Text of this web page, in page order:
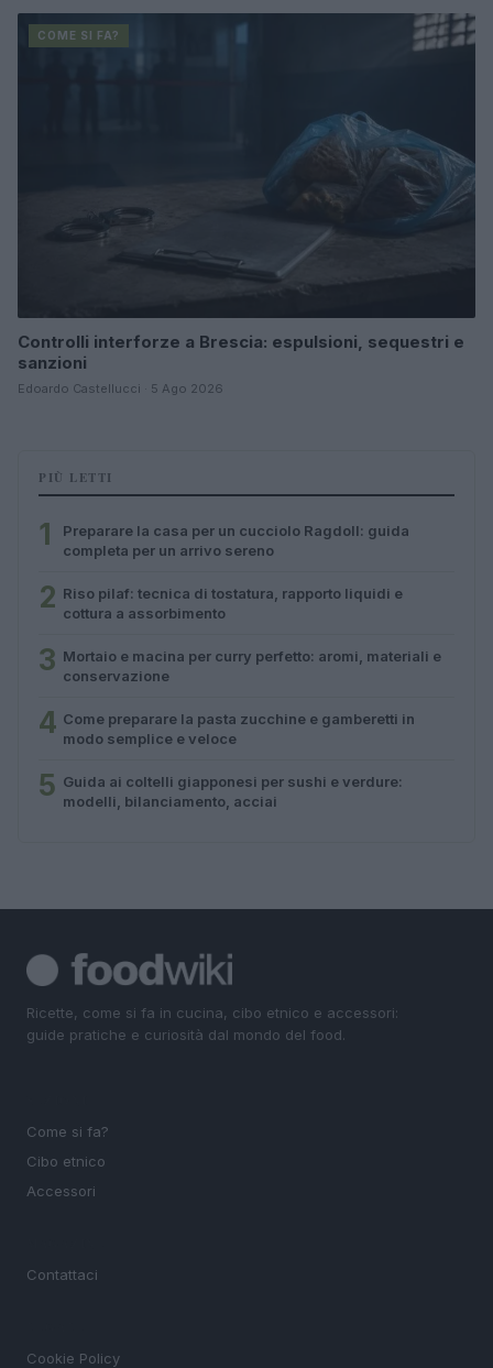
COME SI FA?
Controlli interforze a Brescia: espulsioni, sequestri e
sanzioni
Edoardo Castellucci · 5 Ago 2026
PIÙ LETTI
1
Preparare la casa per un cucciolo Ragdoll: guida
completa per un arrivo sereno
2 Riso pilaf: tecnica di tostatura, rapporto liquidi e
cottura a assorbimento
3 Mortaio e macina per curry perfetto: aromi, materiali e
conservazione
4 Come preparare la pasta zucchine e gamberetti in
modo semplice e veloce
5 Guida ai coltelli giapponesi per sushi e verdure:
modelli, bilanciamento, acciai
Ricette, come si fa in cucina, cibo etnico e accessori:
guide pratiche e curiosità dal mondo del food.
Come si fa?
Cibo etnico
Accessori
Contattaci
Cookie Policy